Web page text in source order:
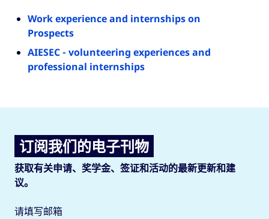
Work experience and internships on
Prospects
AIESEC - volunteering experiences and
professional internships
订阅我们的电子刊物
获取有关申请、奖学金、签证和活动的最新更新和建
议。
请填写邮箱